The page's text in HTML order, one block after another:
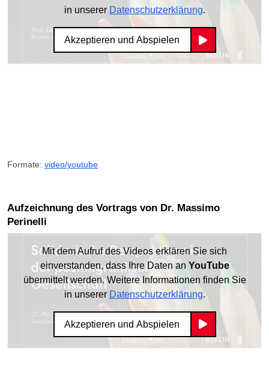
in unserer Datenschutzerklärung.
Akzeptieren und Abspielen
Formate: video/youtube
Aufzeichnung des Vortrags von Dr. Massimo
Perinelli
Mit dem Aufruf des Videos erklären Sie sich
einverstanden, dass Ihre Daten an YouTube
übermittelt werden. Weitere Informationen finden Sie
in unserer Datenschutzerklärung.
Akzeptieren und Abspielen